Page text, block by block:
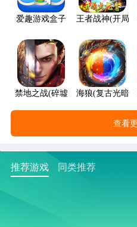
爱趣游戏盒子 王者战神(开局
禁地之战(碎墟诸天沉默)海狼(复古光暗
查看
推荐游戏 同类推荐